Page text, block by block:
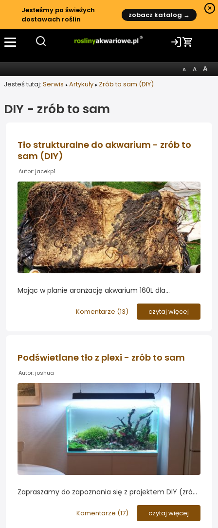
Jesteśmy po świeżych
dostawach roślin
zobacz katalog →
×
Jesteś tutaj: Serwis Artykuły Zrób to sam (DIY)
DIY - zrób to sam
Tło strukturalne do akwarium - zrób to
sam (DIY)
Autor: jacekp1
Mając w planie aranżację akwarium 160L dla
tła, które wymaga sporo czasu na przygotowanie.
Byłem zainspirowany techniką kolegi o nicku Oring.
Komentarze (13) czytaj więcej
Podświetlane tło z plexi - zrób to sam
Autor: joshua
Zapraszamy do zapoznania się z projektem DIY (zrób
budowie podświetlanego tła do akwarium roślinnego...
Komentarze (17) czytaj więcej